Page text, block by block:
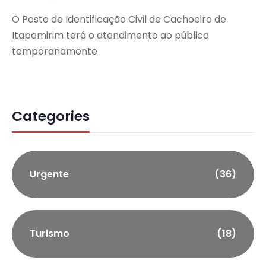
O Posto de Identificação Civil de Cachoeiro de
Itapemirim terá o atendimento ao público
temporariamente
Categories
Urgente (36)
Turismo (18)